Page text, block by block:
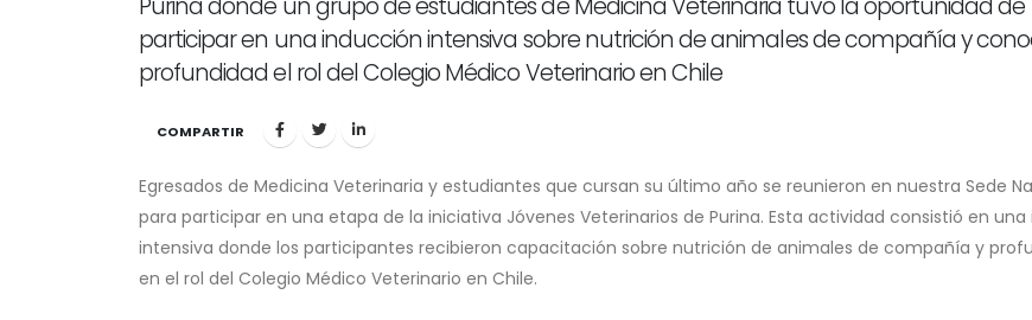
Purina donde un grupo de estudiantes de Medicina Veterinaria tuvo la oportunidad de
participar en una inducción intensiva sobre nutrición de animales de compañía y
profundidad el rol del Colegio Médico Veterinario en Chile
COMPARTIR
Egresados de Medicina Veterinaria y estudiantes que cursan su último año se reunieron en nuestra Sede
para participar en una etapa de la iniciativa Jóvenes Veterinarios de Purina. Esta actividad consistió en
intensiva donde los participantes recibieron capacitación sobre nutrición de animales de compañía y
en el rol del Colegio Médico Veterinario en Chile.